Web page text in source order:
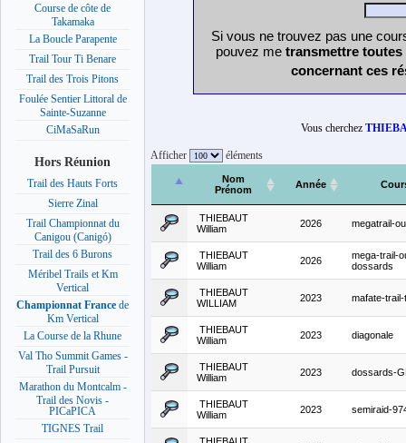
Course de côte de
Takamaka
La Boucle Parapente
Trail Tour Ti Benare
Trail des Trois Pitons
Foulée Sentier Littoral de
Sainte-Suzanne
CiMaSaRun
Hors Réunion
Trail des Hauts Forts
Sierre Zinal
Trail Championnat du
Canigou (Canigó)
Trail des 6 Burons
Méribel Trails et Km
Vertical
Championnat France de
Km Vertical
La Course de la Rhune
Val Tho Summit Games -
Trail Pursuit
Marathon du Montcalm -
Trail des Novis -
PICaPICA
TIGNES Trail
Si vous ne trouvez pas une
pouvez me transmettre
concernant ces
Vous cherchez
Afficher éléments
Nom
Prénom
Année
THIEBAUT
William
2026 megatrail-
THIEBAUT
William
2026
mega-trail-
dossards
THIEBAUT
WILLIAM
2023 mafate-
THIEBAUT
William
2023 diagonale
THIEBAUT
William
2023 dossards-
THIEBAUT
William
2023 semiraid-